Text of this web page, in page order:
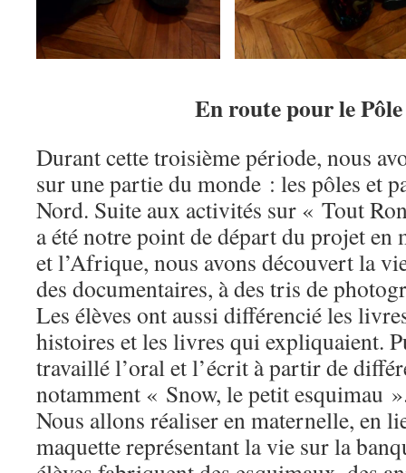
En route pour le
Durant cette troisième période, nous
sur une partie du monde : les pôles et
Nord. Suite aux activités sur « Tout
a été notre point de départ du projet en
et l’Afrique, nous avons découvert la
des documentaires, à des tris de
Les élèves ont aussi différencié les
histoires et les livres qui expliquaient.
travaillé l’oral et l’écrit à partir de
notamment « Snow, le petit esquimau
Nous allons réaliser en maternelle, en
maquette représentant la vie sur la